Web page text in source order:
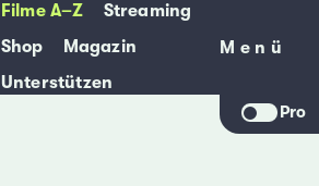
Filme A–Z
Streaming
Shop
Magazin
Unterstützen
Menü
Menü
Pro